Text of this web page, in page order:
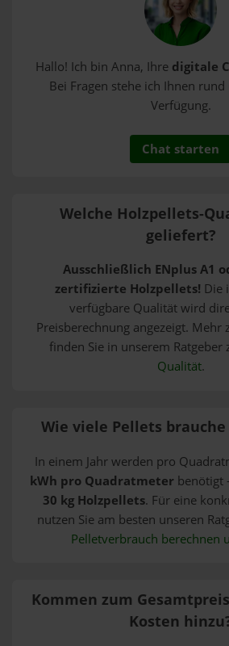
Hallo! Ich bin Anna, Ihre digitale
Bei Fragen stehe ich Ihnen
Verfügung.
Chat starten
Welche Holzpellets-
geliefert?
Ausschließlich ENplus A1
zertifizierte Holzpellets! Die
verfügbare Qualität wird
Preisberechnung angezeigt. Mehr
finden Sie in unserem Ratgeber
Qualität.
Wie viele Pellets brauche
In einem Jahr werden pro
kWh pro Quadratmeter benötigt
30 kg Holzpellets. Für eine
nutzen Sie am besten unseren
Pelletverbrauch berechnen
Kommen zum
Kosten